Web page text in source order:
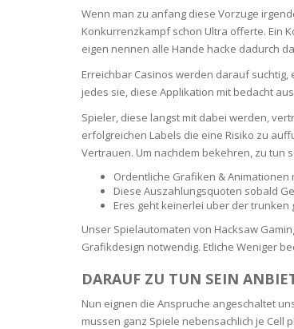
Wenn man zu anfang diese Vorzuge
Konkurrenzkampf schon Ultra offerte. Ein
eigen nennen alle Hande hacke dadurch
Erreichbar Casinos werden darauf
jedes sie, diese Applikation mit bedacht
Spieler, diese langst mit dabei werden,
erfolgreichen Labels die eine Risiko zu
Vertrauen. Um nachdem bekehren, zu tun
Ordentliche Grafiken & Animationen
Diese Auszahlungsquoten sobald
Eres geht keinerlei uber der
Unser Spielautomaten von Hacksaw
Grafikdesign notwendig. Etliche Weniger
DARAUF ZU TUN SEIN
Nun eignen die Anspruche angeschaltet
mussen ganz Spiele nebensachlich je Cell